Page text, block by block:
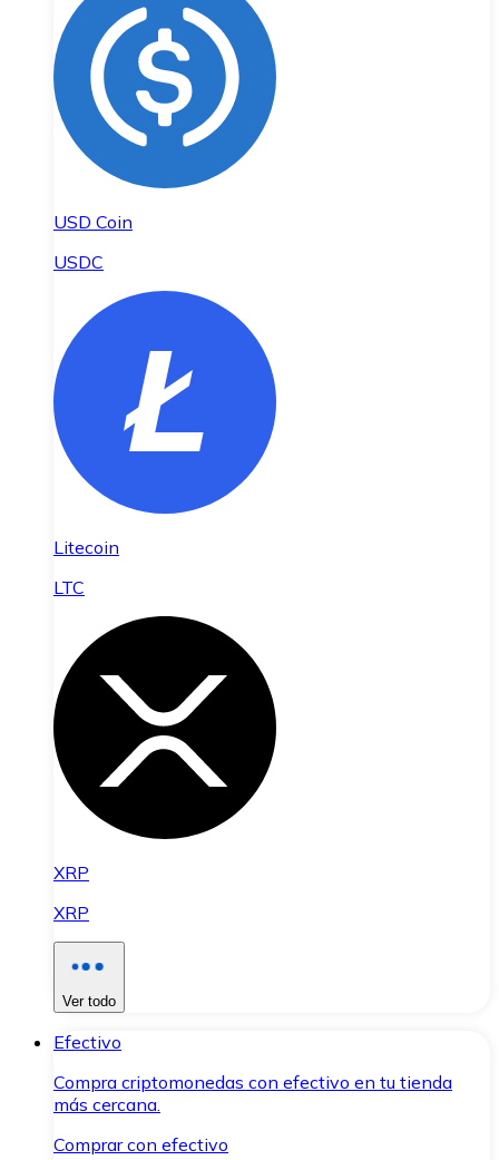
USD Coin
USDC
Litecoin
LTC
XRP
XRP
Ver todo
Efectivo
Compra criptomonedas con efectivo en tu tienda
más cercana.
Comprar con efectivo